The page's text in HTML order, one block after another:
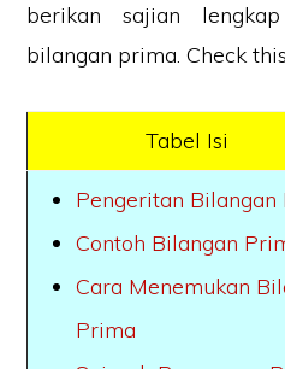
berikan sajian
bilangan prima. Check
Tabel Isi
Pengeritan Bilangan
Contoh Bilangan
Cara Menemukan
Prima